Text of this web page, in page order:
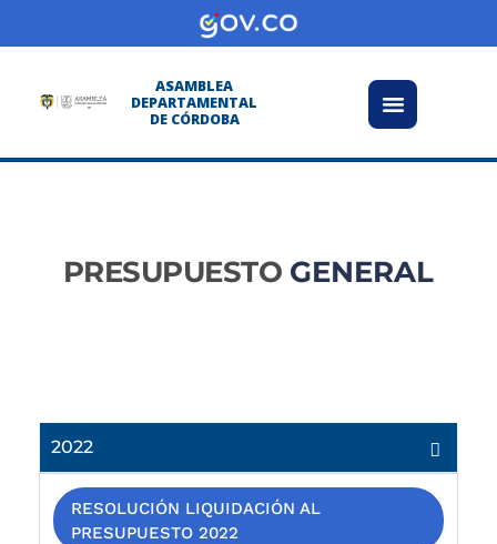
ASAMBLEA
DEPARTAMENTAL
DE CÓRDOBA
PRESUPUESTO GENERAL
2022
RESOLUCIÓN LIQUIDACIÓN AL
PRESUPUESTO 2022